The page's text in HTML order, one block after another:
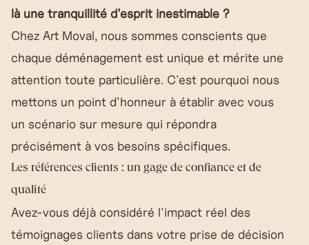
là une tranquillité d'esprit inestimable ?
Chez Art Moval, nous sommes conscients que
chaque déménagement est unique et mérite une
attention toute particulière. C'est pourquoi nous
mettons un point d'honneur à établir avec vous
un scénario sur mesure qui répondra
précisément à vos besoins spécifiques.
Les références clients : un gage de confiance et de
qualité
Avez-vous déjà considéré l'impact réel des
témoignages clients dans votre prise de décision